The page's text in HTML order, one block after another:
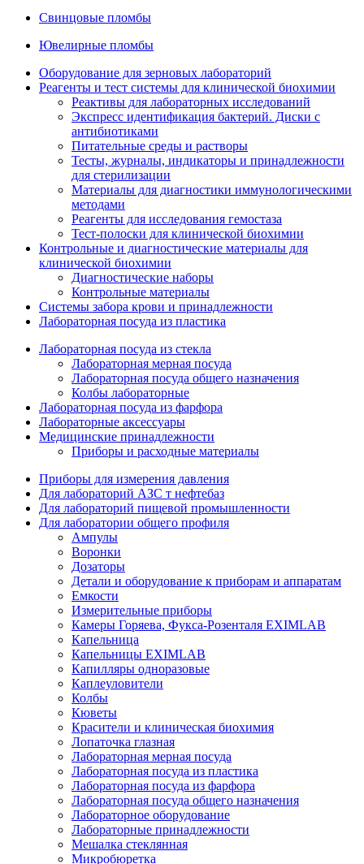
Свинцовые пломбы
Ювелирные пломбы
Оборудование для зерновых лабораторий
Реагенты и тест системы для клинической биохимии
Реактивы для лабораторных исследований
Экспресс идентификация бактерий. Диски с
антибиотиками
Питательные среды и растворы
Тесты, журналы, индикаторы и принадлежности
для стерилизации
Материалы для диагностики иммунологическими
методами
Реагенты для исследования гемостаза
Тест-полоски для клинической биохимии
Контрольные и диагностические материалы для
клинической биохимии
Диагностические наборы
Контрольные материалы
Системы забора крови и принадлежности
Лабораторная посуда из пластика
Лабораторная посуда из стекла
Лабораторная мерная посуда
Лабораторная посуда общего назначения
Колбы лабораторные
Лабораторная посуда из фарфора
Лабораторные аксессуары
Медицинские принадлежности
Приборы и расходные материалы
Приборы для измерения давления
Для лабораторий АЗС т нефтебаз
Для лабораторий пищевой промышленности
Для лаборатории общего профиля
Ампулы
Воронки
Дозаторы
Детали и оборудование к приборам и аппаратам
Емкости
Измерительные приборы
Камеры Горяева, Фукса-Розенталя EXIMLAB
Капельница
Капельницы EXIMLAB
Капилляры одноразовые
Каплеуловители
Колбы
Кюветы
Красители и клиническая биохимия
Лопаточка глазная
Лабораторная мерная посуда
Лабораторная посуда из пластика
Лабораторная посуда из фарфора
Лабораторная посуда общего назначения
Лабораторное оборудование
Лабораторные принадлежности
Мешалка стеклянная
Микробюретка